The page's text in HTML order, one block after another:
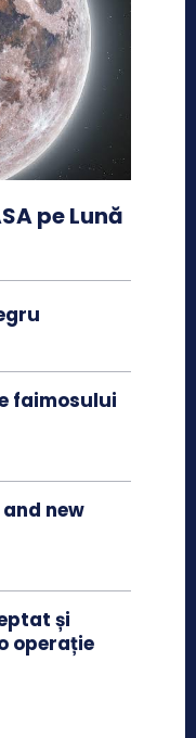
pe Lună
faimosului
new
și
operație